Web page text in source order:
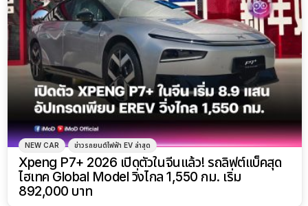
NEW CAR ข่าวรถยนต์ไฟฟ้า EV ล่าสุด
Xpeng P7+ 2026 เปิดตัวในจีนแล้ว! รถลิฟต์แบ็คสุด
ไฮเทค Global Model วิ่งไกล 1,550 กม. เริ่ม
892,000 บาท